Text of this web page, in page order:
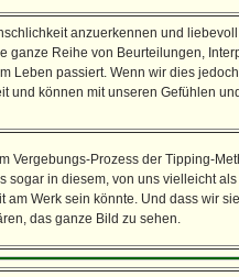
anzuerkennen und
ganze Reihe von Beurteilungen,
Leben passiert. Wenn wir dies
und können mit unseren Gefühlen
Vergebungs-Prozess der Tipping-
sogar in diesem, von uns vielleicht
am Werk sein könnte. Und dass wir
das ganze Bild zu sehen.